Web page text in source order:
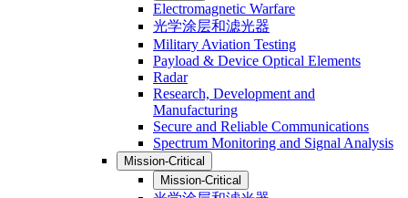
Electromagnetic Warfare
光学涂层和滤光器
Military Aviation Testing
Payload & Device Optical Elements
Radar
Research, Development and
Manufacturing
Secure and Reliable Communications
Spectrum Monitoring and Signal Analysis
Mission-Critical
Mission-Critical